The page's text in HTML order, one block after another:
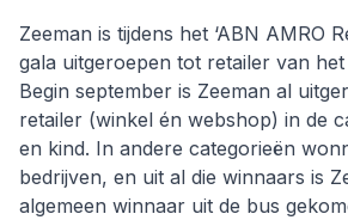
Zeeman is tijdens het ‘ABN AMRO
gala uitgeroepen tot retailer van
Begin september is Zeeman al
retailer (winkel én webshop) in de
en kind. In andere categorieën
bedrijven, en uit al die winnaars is
algemeen winnaar uit de bus